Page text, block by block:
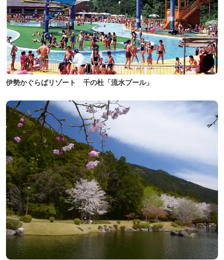
伊勢かぐらばリゾート 千の杜「流水プール」